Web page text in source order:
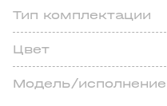
Тип комплектации
Цвет
Модель/исполнение